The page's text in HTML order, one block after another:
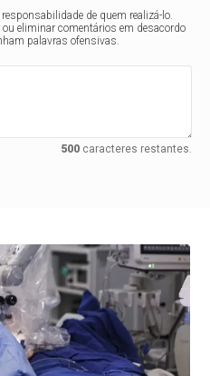
de quem realizá-lo.
eliminar comentários em desacordo
palavras ofensivas.
500caracteres restantes.